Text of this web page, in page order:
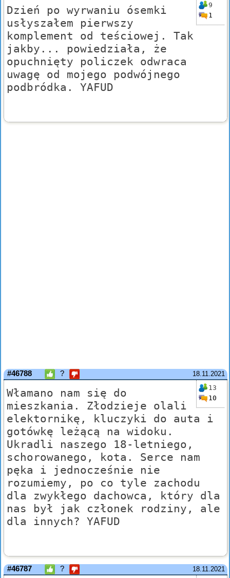
9
1
Dzień po wyrwaniu ósemki
usłyszałem pierwszy
komplement od teściowej. Tak
jakby... powiedziała, że
opuchnięty policzek odwraca
uwagę od mojego podwójnego
podbródka. YAFUD
18.11.2021
#46788 ?
13
10
Włamano nam się do
mieszkania. Złodzieje olali
elektornikę, kluczyki do auta i
gotówkę leżącą na widoku.
Ukradli naszego 18-letniego,
schorowanego, kota. Serce nam
pęka i jednocześnie nie
rozumiemy, po co tyle zachodu
dla zwykłego dachowca, który dla
nas był jak członek rodziny, ale
dla innych? YAFUD
18.11.2021
#46787 ?